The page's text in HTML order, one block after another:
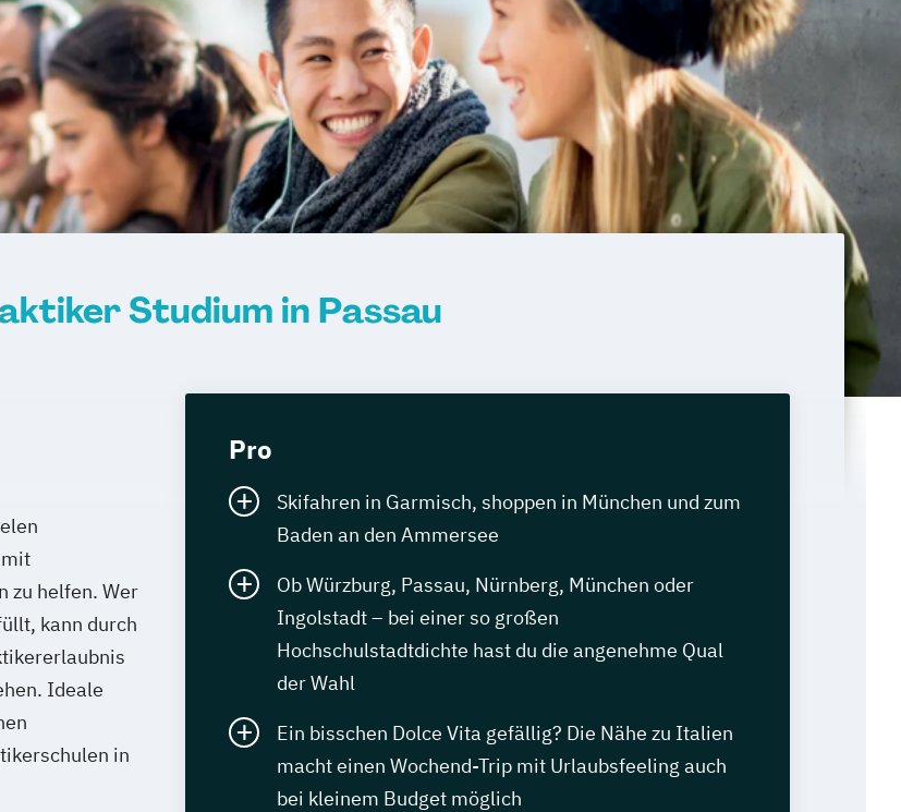
Studium in Passau
zu helfen. Wer
kann durch
Ideale
in
Pro
Skifahren in Garmisch, shoppen in München und zum
Baden an den Ammersee
Ob Würzburg, Passau, Nürnberg, München oder
Ingolstadt – bei einer so großen
Hochschulstadtdichte hast du die angenehme Qual
der Wahl
Ein bisschen Dolce Vita gefällig? Die Nähe zu Italien
macht einen Wochend-Trip mit Urlaubsfeeling auch
bei kleinem Budget möglich